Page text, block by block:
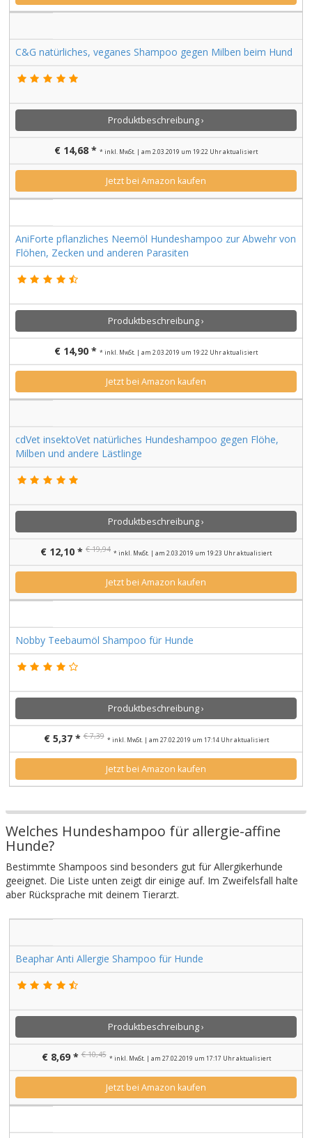
C&G natürliches, veganes Shampoo gegen Milben beim Hund
Produktbeschreibung ›
€ 14,68 * * inkl. MwSt. | am 2.03.2019 um 19:22 Uhr aktualisiert
Jetzt bei Amazon kaufen
AniForte pflanzliches Neemöl Hundeshampoo zur Abwehr von
Flöhen, Zecken und anderen Parasiten
Produktbeschreibung ›
€ 14,90 * * inkl. MwSt. | am 2.03.2019 um 19:22 Uhr aktualisiert
Jetzt bei Amazon kaufen
cdVet insektoVet natürliches Hundeshampoo gegen Flöhe,
Milben und andere Lästlinge
Produktbeschreibung ›
€ 12,10 * € 19,94 * inkl. MwSt. | am 2.03.2019 um 19:23 Uhr aktualisiert
Jetzt bei Amazon kaufen
Nobby Teebaumöl Shampoo für Hunde
Produktbeschreibung ›
€ 5,37 * € 7,39 * inkl. MwSt. | am 27.02.2019 um 17:14 Uhr aktualisiert
Jetzt bei Amazon kaufen
Welches Hundeshampoo für allergie-affine
Hunde?
Bestimmte Shampoos sind besonders gut für Allergikerhunde
geeignet. Die Liste unten zeigt dir einige auf. Im Zweifelsfall halte
aber Rücksprache mit deinem Tierarzt.
Beaphar Anti Allergie Shampoo für Hunde
Produktbeschreibung ›
€ 8,69 * € 10,45 * inkl. MwSt. | am 27.02.2019 um 17:17 Uhr aktualisiert
Jetzt bei Amazon kaufen